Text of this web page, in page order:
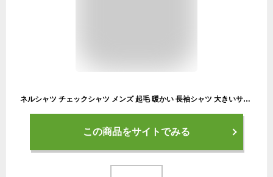
ネルシャツ チェックシャツ メンズ 起毛 暖かい 長袖シャツ 大きいサイズ 3L 4L 5Lまで展開 ビエラ チェック柄 フランネルシャツ 長袖 秋 冬 春 タータンチェック シャツ ネル ワークシャツ チェックネルシャツ
この商品をサイトでみる